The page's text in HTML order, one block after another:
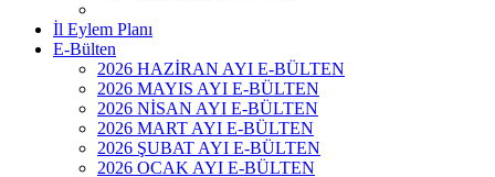
İl Eylem Planı
E-Bülten
2026 HAZİRAN AYI E-BÜLTEN
2026 MAYIS AYI E-BÜLTEN
2026 NİSAN AYI E-BÜLTEN
2026 MART AYI E-BÜLTEN
2026 ŞUBAT AYI E-BÜLTEN
2026 OCAK AYI E-BÜLTEN